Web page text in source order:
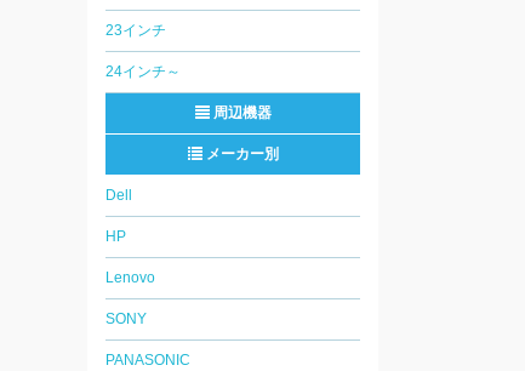
23インチ
24インチ～
周辺機器
メーカー別
Dell
HP
Lenovo
SONY
PANASONIC